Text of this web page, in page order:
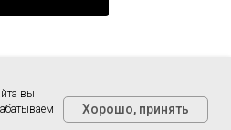
вы
Хорошо, принять